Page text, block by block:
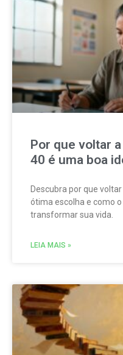
Por que voltar
40 é uma boa
Descubra por que
ótima escolha e como
transformar sua vida.
LEIA MAIS »